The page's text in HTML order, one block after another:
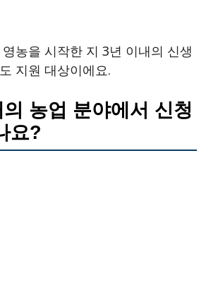
농을 시작한 지 3년 이내의 신생
지원 대상이에요.
농업 분야에서 신청
요?